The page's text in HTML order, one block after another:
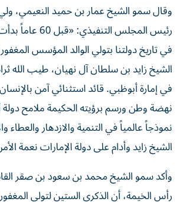
وقال سمو الشيخ عمار بن حميد النعيمي،
رئيس المجلس
في تاريخ دولتنا بتولي الوالد المؤسس
الشيخ زايد بن سلطان آل نهيان، طيب الله
في إمارة أبوظبي. قائد استثنائي آمن
نهضة وطن ورسم برؤيته الحكيمة ملامح
نموذجاً عالمياً في التنمية والازدهار والعطاء
الشيخ زايد وأدام على دولة الإمارات نعمة
وأكد سمو الشيخ محمد بن سعود بن صقر
رأس الخيمة، أن الذكرى الستين لتولي